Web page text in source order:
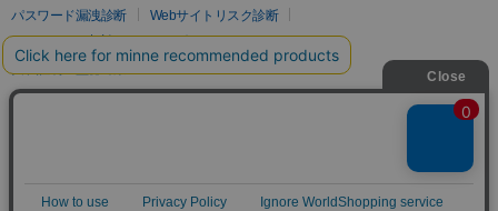
パスワード漏洩診断
Webサイトリスク診断
セキュリティ相談AIチャットボット
実在証明・盗聴対策
サイバー攻撃対策（GMOサイバーセキュリティ byイエラエ）